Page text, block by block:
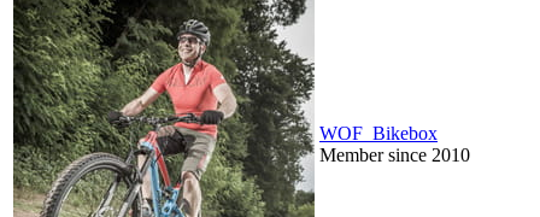
WOF_Bikebox
Member since 2010